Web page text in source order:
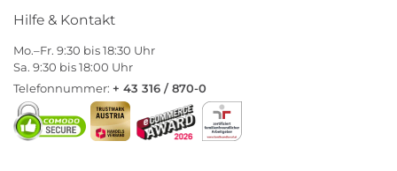
Hilfe & Kontakt
Mo.–Fr. 9:30 bis 18:30 Uhr
Sa. 9:30 bis 18:00 Uhr
Telefonnummer: + 43 316 / 870-0